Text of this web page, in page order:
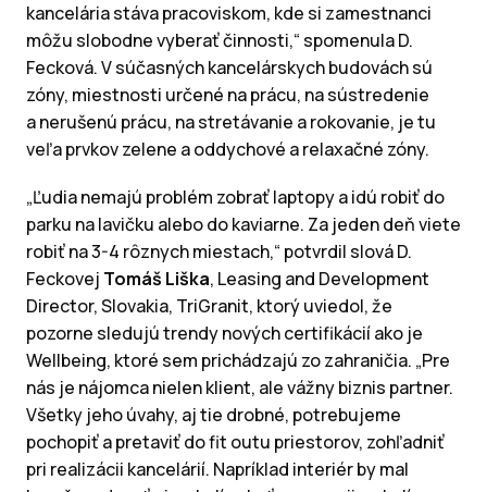
kancelária stáva pracoviskom, kde si zamestnanci
môžu slobodne vyberať činnosti,“ spomenula D.
Fecková. V súčasných kancelárskych budovách sú
zóny, miestnosti určené na prácu, na sústredenie
a nerušenú prácu, na stretávanie a rokovanie, je tu
veľa prvkov zelene a oddychové a relaxačné zóny.
„Ľudia nemajú problém zobrať laptopy a idú robiť do
parku na lavičku alebo do kaviarne. Za jeden deň viete
robiť na 3-4 rôznych miestach,“ potvrdil slová D.
Feckovej Tomáš Liška, Leasing and Development
Director, Slovakia, TriGranit, ktorý uviedol, že
pozorne sledujú trendy nových certifikácií ako je
Wellbeing, ktoré sem prichádzajú zo zahraničia. „Pre
nás je nájomca nielen klient, ale vážny biznis partner.
Všetky jeho úvahy, aj tie drobné, potrebujeme
pochopiť a pretaviť do fit outu priestorov, zohľadniť
pri realizácii kancelárií. Napríklad interiér by mal